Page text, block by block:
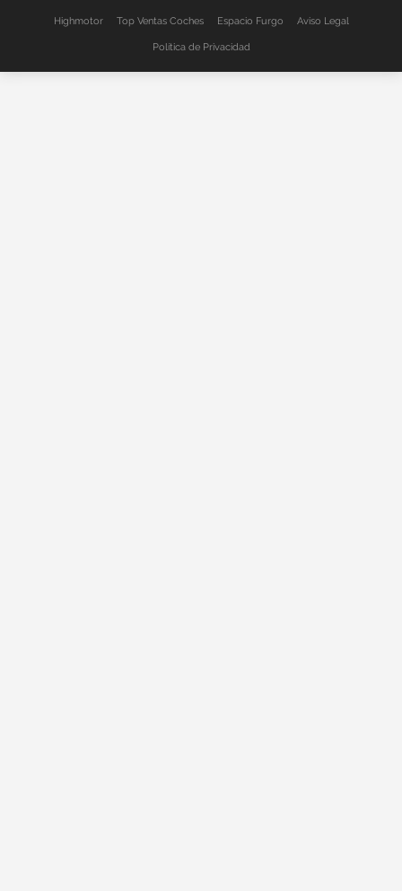
Highmotor Top Ventas Coches Espacio Furgo Aviso Legal
Política de Privacidad